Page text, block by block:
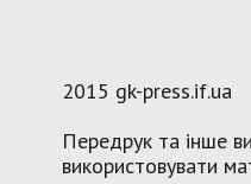
2015 gk-press.if.ua
Передрук та інше
використовувати